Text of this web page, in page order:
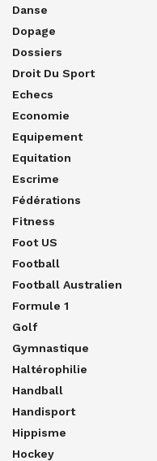
Danse
Dopage
Dossiers
Droit Du Sport
Echecs
Economie
Equipement
Equitation
Escrime
Fédérations
Fitness
Foot US
Football
Football Australien
Formule 1
Golf
Gymnastique
Haltérophilie
Handball
Handisport
Hippisme
Hockey